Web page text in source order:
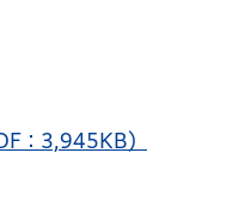
：3,945KB）